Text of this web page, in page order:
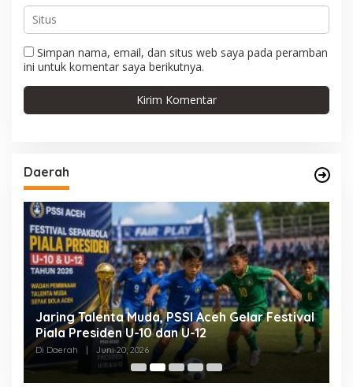
Simpan nama, email, dan situs web saya pada peramban
ini untuk komentar saya berikutnya.
Daerah
PSSI Aceh Gelar Festival
dan U-12
Buka Rakor 2026,
Peran Aktif Kecamatan
Pemerintahan Melayani
Mei 26, 2026